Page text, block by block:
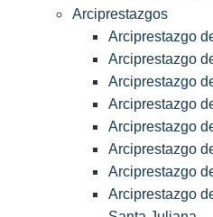
Arciprestazgos
Arciprestazgo
Arciprestazgo
Arciprestazgo
Arciprestazgo
Arciprestazgo
Arciprestazgo
Arciprestazgo
Arciprestazgo